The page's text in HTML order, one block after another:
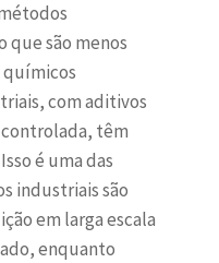
que são menos
químicos
com aditivos
têm
é uma das
industriais são
em larga escala
enquanto